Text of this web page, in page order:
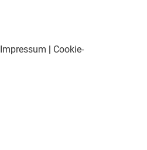
Impressum | Cookie-